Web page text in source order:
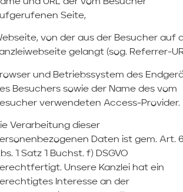
Seite,
von der aus der Besucher auf
gelangt (sog. Referrer-
und Betriebssystem des
Besuchers sowie der Name des vom
verwendeten Access-Provider.
Verarbeitung dieser
Daten ist gem. Art.
1 Satz 1 Buchst. f) DSGVO
Unsere Kanzlei hat ein
Interesse an der